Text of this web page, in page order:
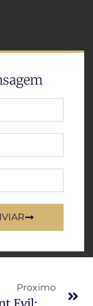
Proximo